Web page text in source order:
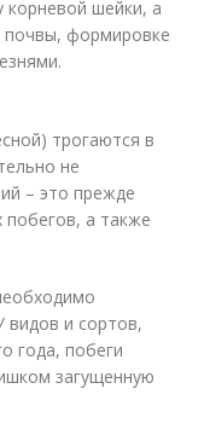
корневой шейки, а
почвы, формировке
трогаются в
не
– это прежде
побегов, а также
видов и сортов,
года, побеги
загущенную